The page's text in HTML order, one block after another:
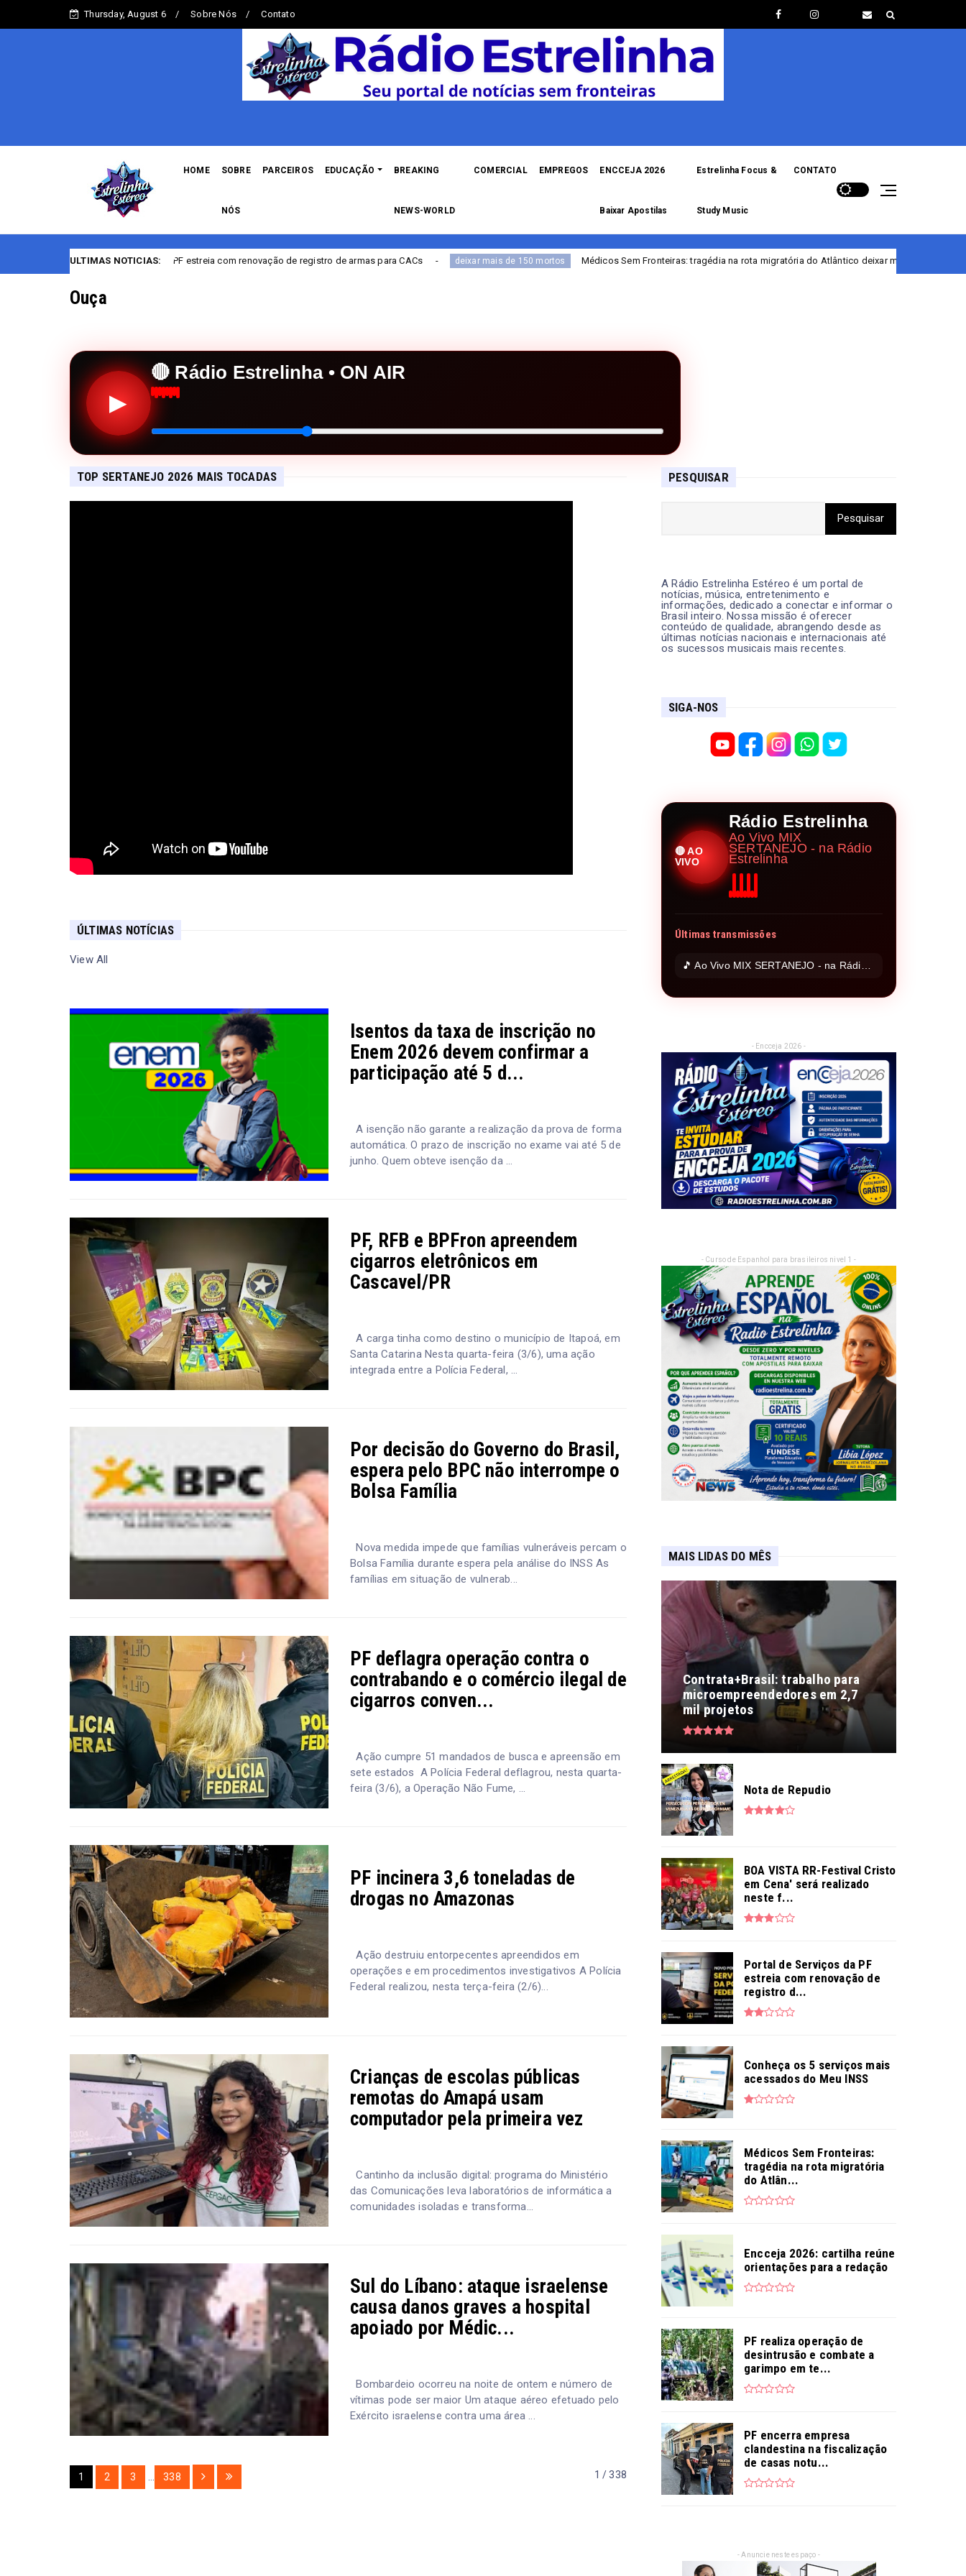
Thursday, August 6 Sobre Nós Contato
HOME SOBRE
NÓS
PARCEIROS EDUCAÇÃO BREAKING
NEWS-WORLD
COMERCIAL EMPREGOS ENCCEJA 2026
Baixar Apostilas
Estrelinha Focus &
Study Music
CONTATO
ULTIMAS NOTICIAS:
da PF estreia com renovação de registro de armas para CACs deixar mais de 150 mortos Médicos Sem Fronteiras: tragédia na rota migratória do Atlântico deixar mais de 150 mortos ou desaparecidos
Ouça
▶
🔴 Rádio Estrelinha • ON AIR
TOP SERTANEJO 2026 MAIS TOCADAS
ÚLTIMAS NOTÍCIAS
View All
Isentos da taxa de inscrição no
Enem 2026 devem confirmar a
participação até 5 d...
A isenção não garante a realização da prova de forma
automática. O prazo de inscrição no exame vai até 5 de
junho. Quem obteve isenção da ...
PF, RFB e BPFron apreendem
cigarros eletrônicos em
Cascavel/PR
A carga tinha como destino o município de Itapoá, em
Santa Catarina Nesta quarta-feira (3/6), uma ação
integrada entre a Polícia Federal, ...
Por decisão do Governo do Brasil,
espera pelo BPC não interrompe o
Bolsa Família
Nova medida impede que famílias vulneráveis percam o
Bolsa Família durante espera pela análise do INSS As
famílias em situação de vulnerab...
PF deflagra operação contra o
contrabando e o comércio ilegal de
cigarros conven...
Ação cumpre 51 mandados de busca e apreensão em
sete estados A Polícia Federal deflagrou, nesta quarta-
feira (3/6), a Operação Não Fume, ...
PF incinera 3,6 toneladas de
drogas no Amazonas
Ação destruiu entorpecentes apreendidos em
operações e em procedimentos investigativos A Polícia
Federal realizou, nesta terça-feira (2/6)...
Crianças de escolas públicas
remotas do Amapá usam
computador pela primeira vez
Cantinho da inclusão digital: programa do Ministério
das Comunicações leva laboratórios de informática a
comunidades isoladas e transforma...
Sul do Líbano: ataque israelense
causa danos graves a hospital
apoiado por Médic...
Bombardeio ocorreu na noite de ontem e número de
vítimas pode ser maior Um ataque aéreo efetuado pelo
Exército israelense contra uma área ...
1 / 338
1 2 3 338
PESQUISAR
A Rádio Estrelinha Estéreo é um portal de
notícias, música, entretenimento e
informações, dedicado a conectar e informar o
Brasil inteiro. Nossa missão é oferecer
conteúdo de qualidade, abrangendo desde as
últimas notícias nacionais e internacionais até
os sucessos musicais mais recentes.
SIGA-NOS
🔴 AO
VIVO
Rádio Estrelinha
Ao Vivo MIX
SERTANEJO - na Rádio
Estrelinha
Últimas transmissões
- Encceja 2026 -
- Curso de Espanhol para brasileiros nivel 1 -
MAIS LIDAS DO MÊS
Contrata+Brasil: trabalho para
microempreendedores em 2,7
mil projetos
Nota de Repudio
BOA VISTA RR-Festival Cristo
em Cena' será realizado
neste f...
Portal de Serviços da PF
estreia com renovação de
registro d...
Conheça os 5 serviços mais
acessados do Meu INSS
Médicos Sem Fronteiras:
tragédia na rota migratória
do Atlân...
Encceja 2026: cartilha reúne
orientações para a redação
PF realiza operação de
desintrusão e combate a
garimpo em te...
PF encerra empresa
clandestina na fiscalização
de casas notu...
- Anuncie neste espaço -